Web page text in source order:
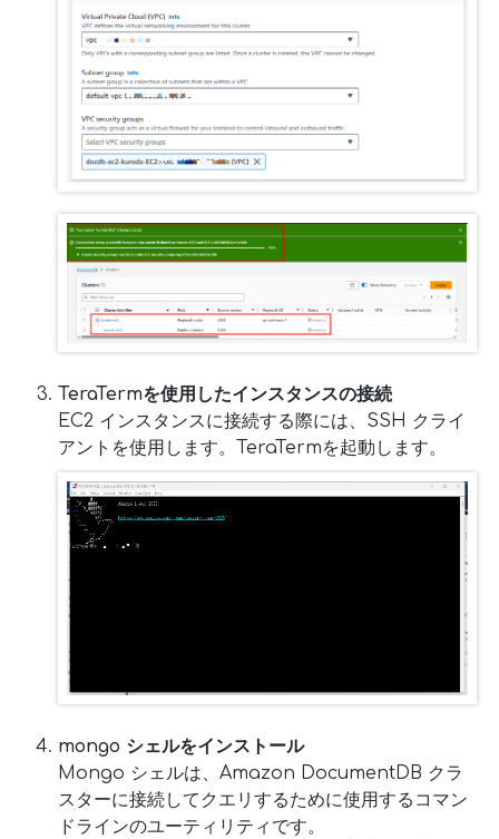
TeraTermを使用したインスタンスの接続
EC2 インスタンスに接続する際には、SSH クライ
アントを使用します。TeraTermを起動します。
mongo シェルをインストール
Mongo シェルは、Amazon DocumentDB クラ
スターに接続してクエリするために使用するコマン
ドラインのユーティリティです。